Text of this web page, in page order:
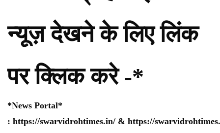
न्यूज़ देखने के लिए लिंक
पर क्लिक करे -*
*News Portal*
: https://swarvidrohtimes.in/ & https://